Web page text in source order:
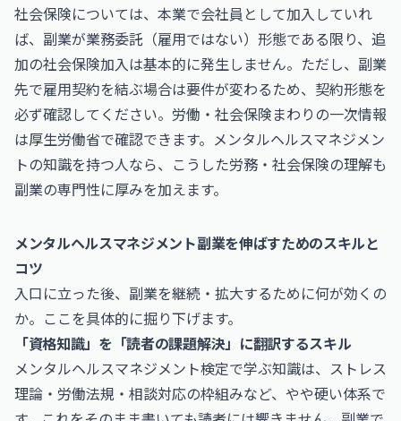
社会保険については、本業で会社員として加入していれ
ば、副業が業務委託（雇用ではない）形態である限り、追
加の社会保険加入は基本的に発生しません。ただし、副業
先で雇用契約を結ぶ場合は要件が変わるため、契約形態を
必ず確認してください。労働・社会保険まわりの一次情報
は厚生労働省で確認できます。メンタルヘルスマネジメン
トの知識を持つ人なら、こうした労務・社会保険の理解も
副業の専門性に厚みを加えます。
メンタルヘルスマネジメント副業を伸ばすためのスキルと
コツ
入口に立った後、副業を継続・拡大するために何が効くの
か。ここを具体的に掘り下げます。
「資格知識」を「読者の課題解決」に翻訳するスキル
メンタルヘルスマネジメント検定で学ぶ知識は、ストレス
理論・労働法規・相談対応の枠組みなど、やや硬い体系で